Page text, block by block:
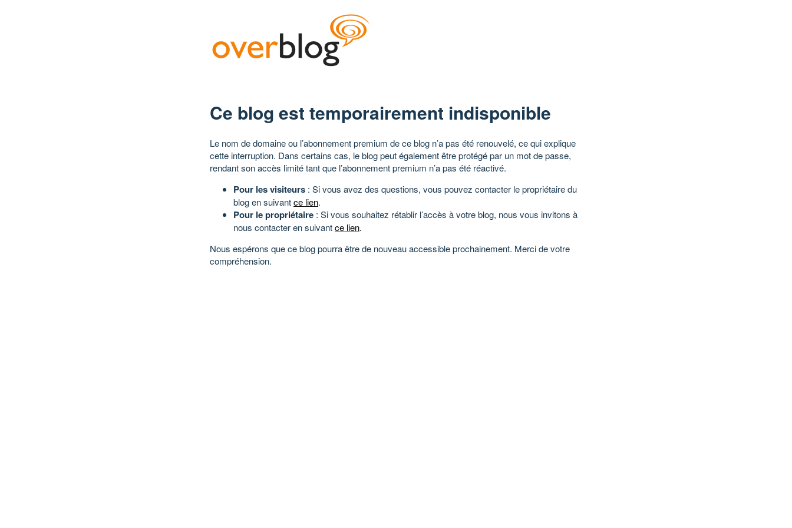
Ce blog est temporairement indisponible
Le nom de domaine ou l’abonnement premium de ce blog n’a pas été renouvelé, ce qui explique
cette interruption. Dans certains cas, le blog peut également être protégé par un mot de passe,
rendant son accès limité tant que l’abonnement premium n’a pas été réactivé.
Pour les visiteurs : Si vous avez des questions, vous pouvez contacter le propriétaire du
blog en suivantce lien.
Pour le propriétaire : Si vous souhaitez rétablir l’accès à votre blog, nous vous invitons à
nous contacter en suivantce lien.
Nous espérons que ce blog pourra être de nouveau accessible prochainement. Merci de votre
compréhension.